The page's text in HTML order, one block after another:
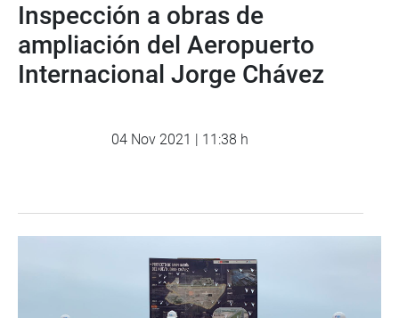
Inspección a obras de
ampliación del Aeropuerto
Internacional Jorge Chávez
04 Nov 2021 | 11:38 h